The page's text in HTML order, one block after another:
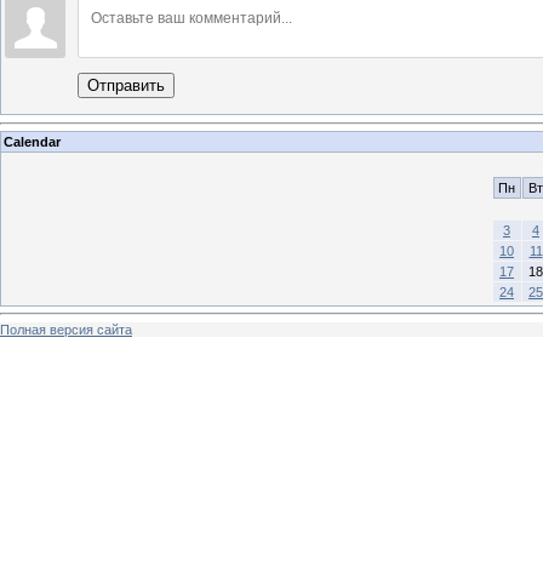
Отправить
Calendar
Пн Вт
3
4
10
11
17
18
24
25
Полная версия сайта